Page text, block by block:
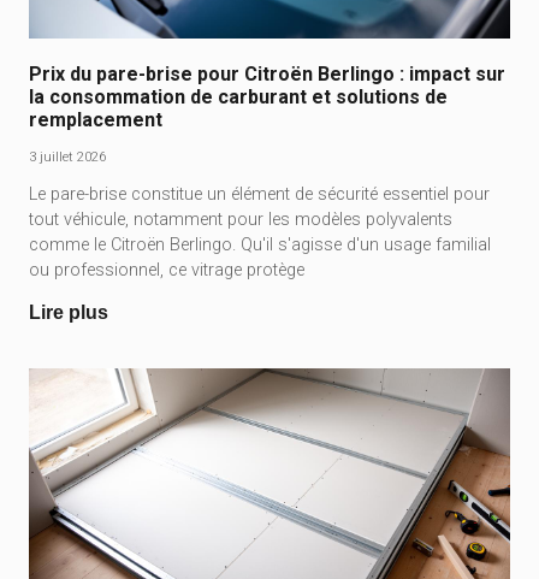
Prix du pare-brise pour Citroën Berlingo : impact sur
la consommation de carburant et solutions de
remplacement
3 juillet 2026
Le pare-brise constitue un élément de sécurité essentiel pour
tout véhicule, notamment pour les modèles polyvalents
comme le Citroën Berlingo. Qu'il s'agisse d'un usage familial
ou professionnel, ce vitrage protège
Lire plus